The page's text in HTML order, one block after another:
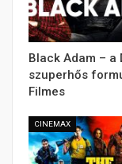
Black Adam – a
szuperhős
Filmes
CINEMAX